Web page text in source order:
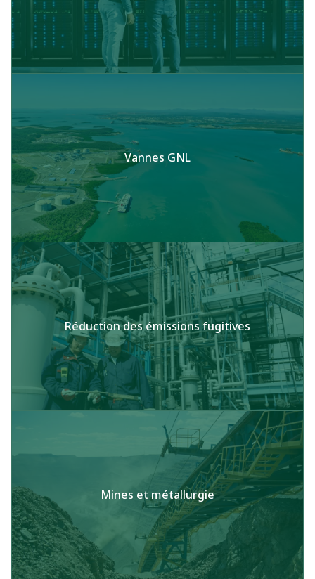
Vannes GNL
Réduction des émissions fugitives
Mines et métallurgie